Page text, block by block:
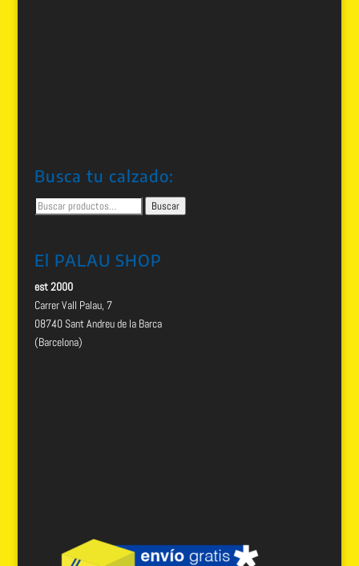
Busca tu calzado:
Buscar
por:
Buscar
El PALAU SHOP
est 2000
Carrer Vall Palau, 7
08740 Sant Andreu de la Barca
(Barcelona)